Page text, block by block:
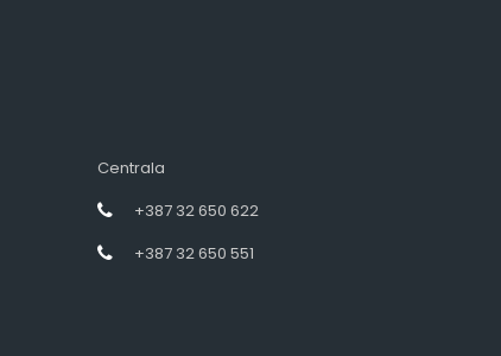
Centrala
+387 32 650 622
+387 32 650 551